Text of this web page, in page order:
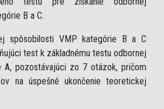
B a C.
spôsobilosti VMP kategórie B a C
test k základnému testu odbornej
A, pozostávajúci zo 7 otázok, pričom
na úspešné ukončenie teoretickej